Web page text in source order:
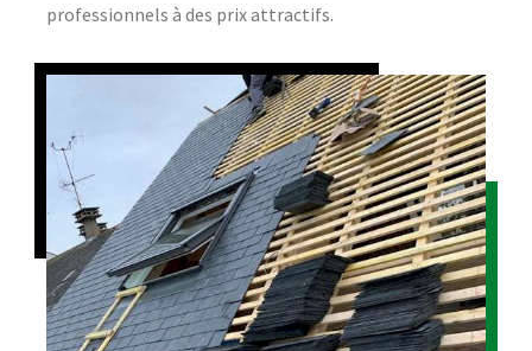
professionnels à des prix attractifs.